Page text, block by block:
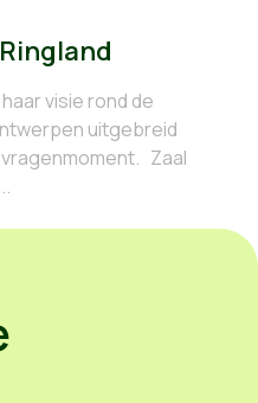
visie rond de
uitgebreid
Zaal